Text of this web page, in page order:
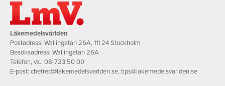
Läkemedelsvärlden
Postadress: Wallingatan 26A, 111 24 Stockholm
Besöksadress: Wallingatan 26A
Telefon, vx.: 08-723 50 00
E-post: chefred@lakemedelsvarlden.se,tips@lakemedelsvarlden.se